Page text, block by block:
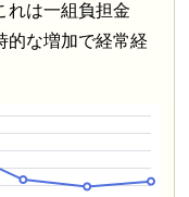
れは一組負担金
的な増加で経常経